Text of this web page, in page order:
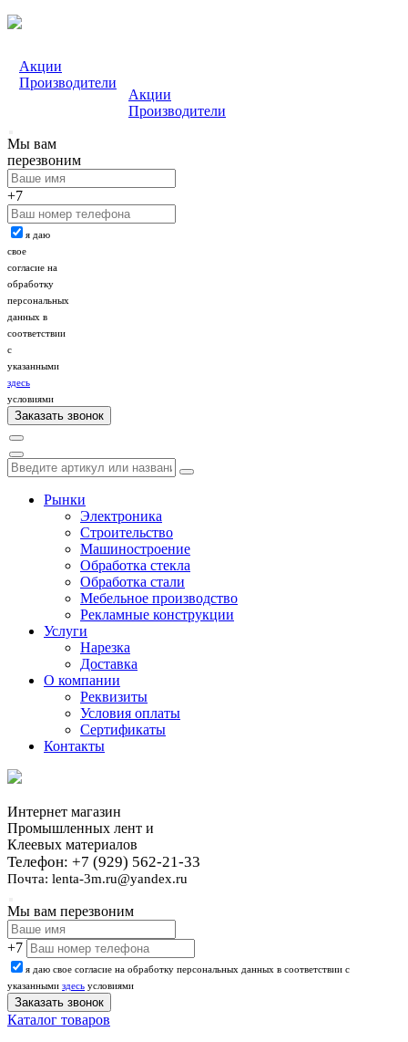
Акции
Производители
Акции
Производители
Мы вам
перезвоним
+7
я даю
свое
согласие на
обработку
персональных
данных в
соответствии
с
указанными
здесь
условиями
Рынки
Электроника
Строительство
Машиностроение
Обработка стекла
Обработка стали
Мебельное производство
Рекламные конструкции
Услуги
Нарезка
Доставка
О компании
Реквизиты
Условия оплаты
Сертификаты
Контакты
Интернет магазин
Промышленных лент и
Клеевых материалов
Телефон: +7 (929) 562-21-33
Почта: lenta-3m.ru@yandex.ru
Мы вам перезвоним
+7
я даю свое согласие на обработку персональных данных в соответствии с
указанными здесь условиями
Каталог товаров